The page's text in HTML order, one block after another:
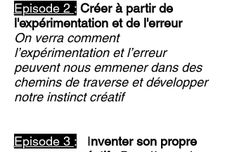
Episode 2 : Créer à partir de
l'expérimentation et de l'erreur
On verra comment
l’expérimentation et l’erreur
peuvent nous emmener dans des
chemins de traverse et développer
notre instinct créatif
Episode 3 : Inventer son propre